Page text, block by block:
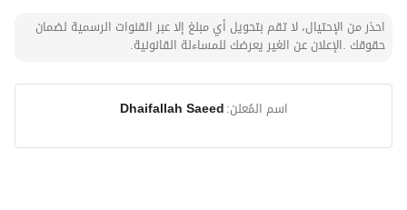
احذر من الإحتيال، لا تقم بتحويل أي مبلغ إلا عبر القنوات الرسمية لضمان
حقوقك .الإعلان عن الغير يعرضك للمساءلة القانونية.
اسم المُعلن:Dhaifallah Saeed